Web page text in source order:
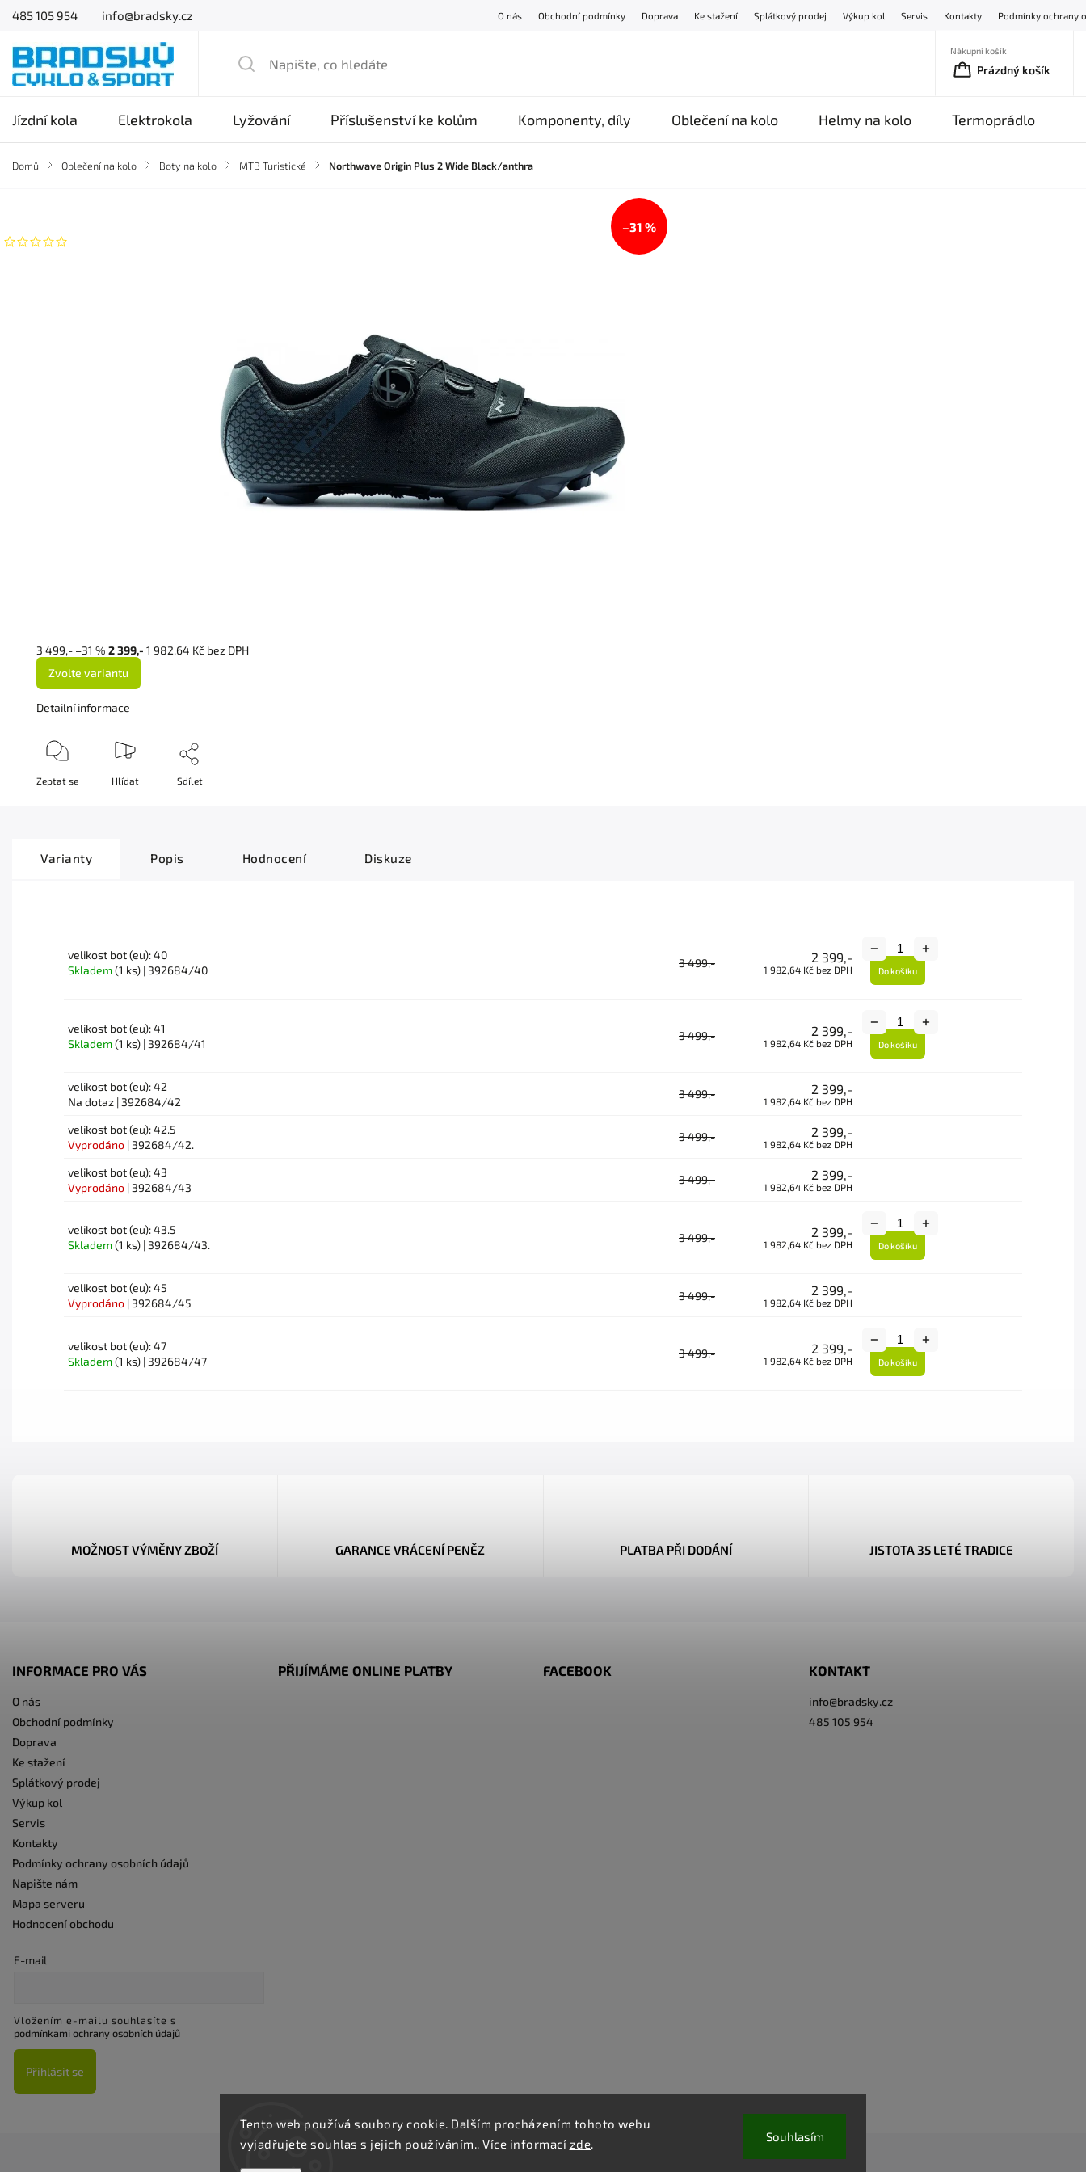
Tento web používá soubory cookie. Dalším procházením tohoto webu
vyjadřujete souhlas s jejich používáním.. Více informací zde. Souhlasím
485 105 954 info@bradsky.cz O nás Obchodní podmínky Doprava Ke stažení Splátkový prodej Výkup kol Servis Kontakty Podmínky ochrany
Nákupní košík
Prázdný košík
Jízdní kola Elektrokola Lyžování Příslušenství ke kolům Komponenty, díly Oblečení na kolo Helmy na kolo Termoprádlo
Domů / Oblečení na kolo / Boty na kolo / MTB Turistické / Northwave Origin Plus 2 Wide Black/anthra
–31 %
3 499,- –31 %2 399,-1 982,64 Kč bez DPH
Zvolte variantu
Detailní informace
Zeptat se Hlídat Sdílet
Varianty Popis Hodnocení Diskuze
velikost bot (eu): 40
Skladem(1 ks) | 392684/40
3 499,- 2 399,-
1 982,64 Kč bez DPH Do košíku
velikost bot (eu): 41
Skladem(1 ks) | 392684/41
3 499,- 2 399,-
1 982,64 Kč bez DPH Do košíku
velikost bot (eu): 42
Na dotaz | 392684/42
3 499,- 2 399,-
1 982,64 Kč bez DPH
velikost bot (eu): 42.5
Vyprodáno | 392684/42.
3 499,- 2 399,-
1 982,64 Kč bez DPH
velikost bot (eu): 43
Vyprodáno | 392684/43
3 499,- 2 399,-
1 982,64 Kč bez DPH
velikost bot (eu): 43.5
Skladem(1 ks) | 392684/43.
3 499,- 2 399,-
1 982,64 Kč bez DPH Do košíku
velikost bot (eu): 45
Vyprodáno | 392684/45
3 499,- 2 399,-
1 982,64 Kč bez DPH
velikost bot (eu): 47
Skladem(1 ks) | 392684/47
3 499,- 2 399,-
1 982,64 Kč bez DPH Do košíku
MOŽNOST VÝMĚNY ZBOŽÍ GARANCE VRÁCENÍ PENĚZ PLATBA PŘI DODÁNÍ JISTOTA 35 LETÉ TRADICE
INFORMACE PRO VÁS
O nás
Obchodní podmínky
Doprava
Ke stažení
Splátkový prodej
Výkup kol
Servis
Kontakty
Podmínky ochrany osobních údajů
Napište nám
Mapa serveru
Hodnocení obchodu
PŘIJÍMÁME ONLINE PLATBY FACEBOOK KONTAKT
info@bradsky.cz
485 105 954
E-mail
Vložením e-mailu souhlasíte s
podmínkami ochrany osobních údajů
Přihlásit se